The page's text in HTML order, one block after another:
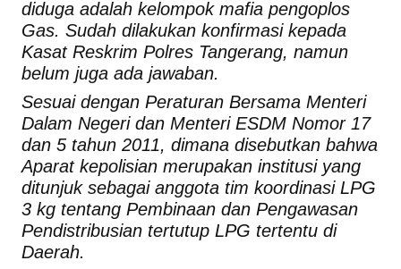
diduga adalah kelompok mafia pengoplos
Gas. Sudah dilakukan konfirmasi kepada
Kasat Reskrim Polres Tangerang, namun
belum juga ada jawaban.
Sesuai dengan Peraturan Bersama Menteri
Dalam Negeri dan Menteri ESDM Nomor 17
dan 5 tahun 2011, dimana disebutkan bahwa
Aparat kepolisian merupakan institusi yang
ditunjuk sebagai anggota tim koordinasi LPG
3 kg tentang Pembinaan dan Pengawasan
Pendistribusian tertutup LPG tertentu di
Daerah.